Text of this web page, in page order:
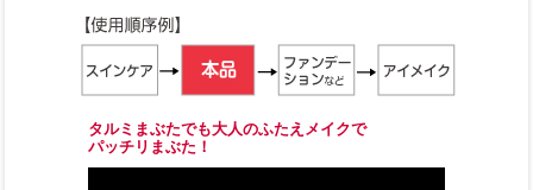
タルミまぶたでも大人のふたえメイクで
パッチリまぶた！